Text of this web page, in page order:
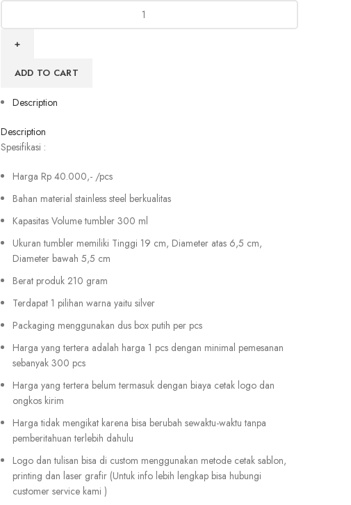
Kode
25
Logo
quantity
ADD TO CART
Description
Description
Spesifikasi :
Harga Rp 40.000,- /pcs
Bahan material stainless steel berkualitas
Kapasitas Volume tumbler 300 ml
Ukuran tumbler memiliki Tinggi 19 cm, Diameter atas 6,5 cm,
Diameter bawah 5,5 cm
Berat produk 210 gram
Terdapat 1 pilihan warna yaitu silver
Packaging menggunakan dus box putih per pcs
Harga yang tertera adalah harga 1 pcs dengan minimal pemesanan
sebanyak 300 pcs
Harga yang tertera belum termasuk dengan biaya cetak logo dan
ongkos kirim
Harga tidak mengikat karena bisa berubah sewaktu-waktu tanpa
pemberitahuan terlebih dahulu
Logo dan tulisan bisa di custom menggunakan metode cetak sablon,
printing dan laser grafir (Untuk info lebih lengkap bisa hubungi
customer service kami )